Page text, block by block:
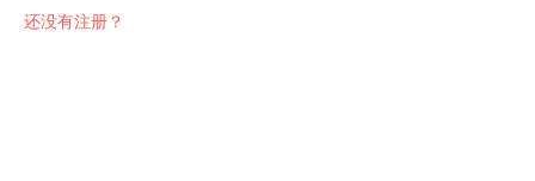
还没有注册？